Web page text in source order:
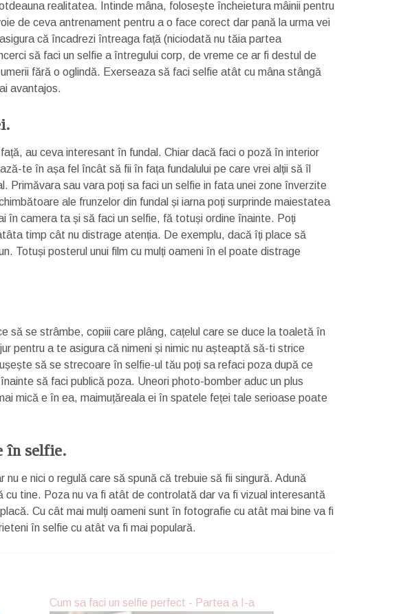
realitatea. Intinde mâna, folosește încheietura mâinii pentru
de ceva antrenament pentru a o face corect dar pană la urma vei
că încadrezi întreaga față (niciodată nu tăia partea
să faci un selfie a întregului corp, de vreme ce ar fi destul de
fără o oglindă. Exerseaza să faci selfie atât cu mâna stângă
avantajos.
au ceva interesant în fundal. Chiar dacă faci o poză în interior
te în așa fel încât să fii în fața fundalului pe care vrei alții să îl
Primăvara sau vara poți sa faci un selfie in fata unei zone înverzite
ale frunzelor din fundal și iarna poți surprinde maiestatea
în camera ta și să faci un selfie, fă totuși ordine înainte. Poți
timp cât nu distrage atenția. De exemplu, dacă îți place să
Totuși posterul unui film cu mulți oameni în el poate distrage
să se strâmbe, copiii care plâng, cațelul care se duce la toaletă în
pentru a te asigura că nimeni și nimic nu așteaptă să-ti strice
să se strecoare în selfie-ul tău poți sa refaci poza după ce
să faci publică poza. Uneori photo-bomber aduc un plus
mică e în ea, maimuțăreala ei în spatele feței tale serioase poate
în selfie.
e nici o regulă care să spună că trebuie să fii singură. Adună
tine. Poza nu va fi atât de controlată dar va fi vizual interesantă
Cu cât mai mulți oameni sunt în fotografie cu atât mai bine va fi
în selfie cu atât va fi mai populară.
Cum sa faci un selfie perfect - Partea a I-a